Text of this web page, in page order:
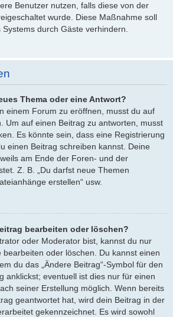
Benutzer nutzen, falls diese von der
wurde. Diese Maßnahme soll
durch Gäste verhindern.
Thema oder eine Antwort?
einem Forum zu eröffnen, musst du auf
Um auf einen Beitrag zu antworten, musst
Es könnte sein, dass eine Registrierung
einen Beitrag schreiben kannst. Deine
am Ende der Foren- und der
Z. B. „Du darfst neue Themen
erstellen“ usw.
bearbeiten oder löschen?
oder Moderator bist, kannst du nur
oder löschen. Du kannst einen
du das „Ändere Beitrag“-Symbol für den
anklickst; eventuell ist dies nur für einen
seiner Erstellung möglich. Wenn bereits
geantwortet hat, wird dein Beitrag in der
gekennzeichnet. Es wird sowohl